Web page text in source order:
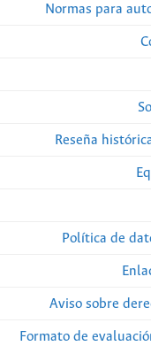
Normas para
Reseña
Política de
Aviso sobre
Formato de